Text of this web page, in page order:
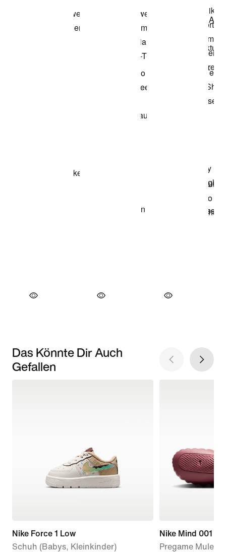
Das Könnte Dir Auch
Gefallen
Nike Force 1 Low
Schuh (Babys, Kleinkinder)
Nike Mind 001
Pregame Mule